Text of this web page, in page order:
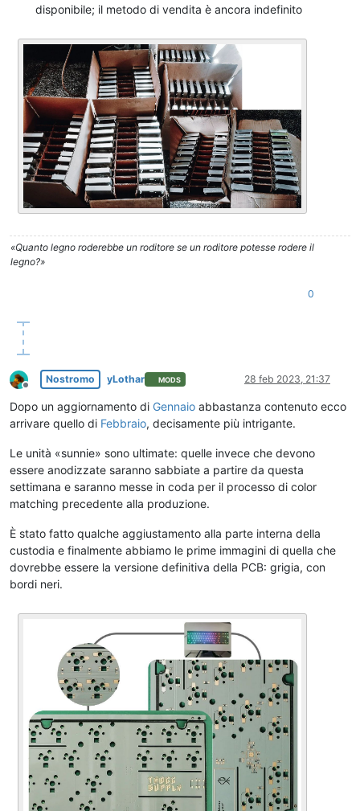
disponibile; il metodo di vendita è ancora indefinito
«Quanto legno roderebbe un roditore se un roditore potesse rodere il
legno?»
0
Non in linea
Nostromo yLothar MODS 28 feb 2023, 21:37
Dopo un aggiornamento di Gennaio abbastanza contenuto ecco
arrivare quello di Febbraio, decisamente più intrigante.
Le unità «sunnie» sono ultimate: quelle invece che devono
essere anodizzate saranno sabbiate a partire da questa
settimana e saranno messe in coda per il processo di color
matching precedente alla produzione.
È stato fatto qualche aggiustamento alla parte interna della
custodia e finalmente abbiamo le prime immagini di quella che
dovrebbe essere la versione definitiva della PCB: grigia, con
bordi neri.